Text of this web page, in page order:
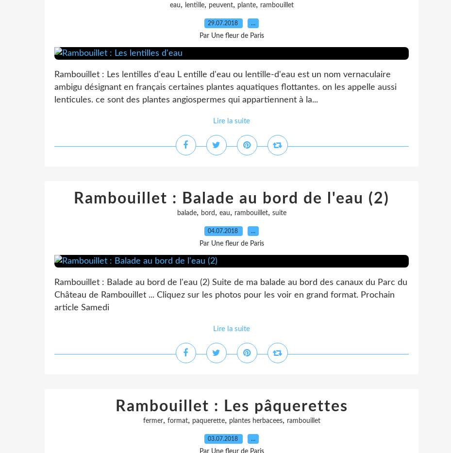
eau, lentille, peuvent, plante, rambouillet
29.07.2018 …
Par Une fleur de Paris
Rambouillet : Les lentilles d'eau L entille d'eau ou lentille-d'eau est un nom vernaculaire
ambigu désignant en français certaines plantes aquatiques flottantes. on les appelle aussi
lenticules. ce sont des plantes angiospermes qui appartiennent à la...
Lire la suite
Rambouillet : Balade au bord de l'eau (2)
balade, bord , eau, rambouillet, suite
04.07.2018 …
Par Une fleur de Paris
Rambouillet : Balade au bord de l'eau (2) Suite de ma balade au bord des canaux du Parc du
Château de Rambouillet ... Cliquez sur les photos pour les voir en grand format. Prochain
article Samedi
Lire la suite
Rambouillet : Les pâquerettes
fermer, format, paquerette, plantes herbacees, rambouillet
03.07.2018 …
Par Une fleur de Paris